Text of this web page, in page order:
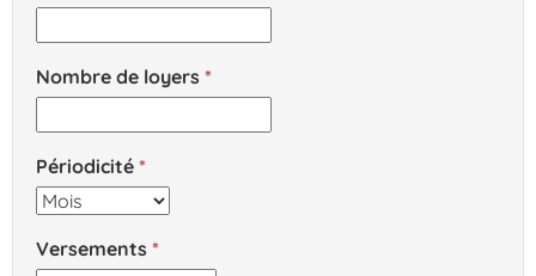
Nombre de loyers
Périodicité
Versements